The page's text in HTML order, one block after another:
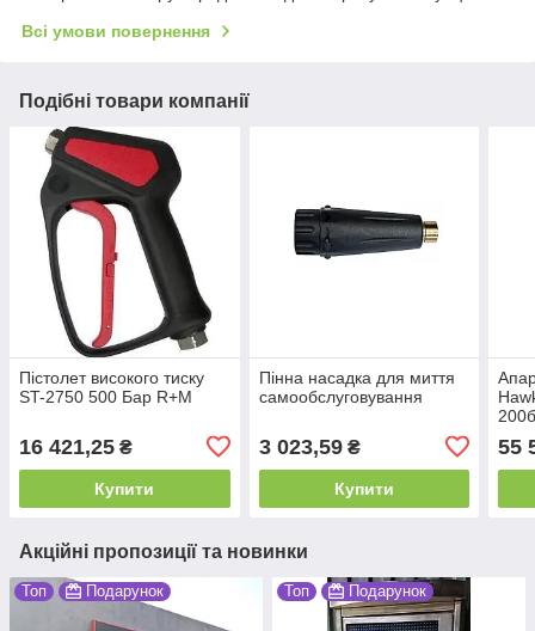
Всі умови повернення
Подібні товари компанії
Пістолет високого тиску
ST-2750 500 Бар R+M
16 421,25 ₴
Купити
Пінна насадка для миття
самообслуговування
3 023,59₴
Купити
55
Акційні пропозиції та новинки
Топ Подарунок Топ Подарунок